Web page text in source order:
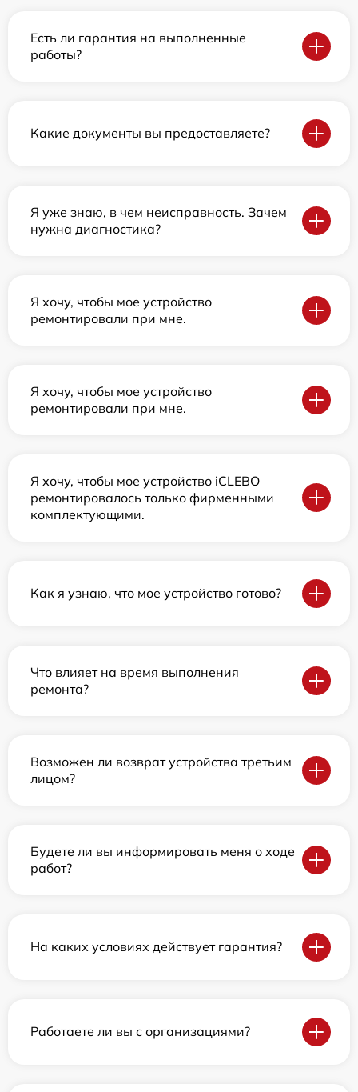
Есть ли гарантия на выполненные
работы?
Какие документы вы предоставляете?
Я уже знаю, в чем неисправность. Зачем
нужна диагностика?
Я хочу, чтобы мое устройство
ремонтировали при мне.
Я хочу, чтобы мое устройство
ремонтировали при мне.
Я хочу, чтобы мое устройство iCLEBO
ремонтировалось только фирменными
комплектующими.
Как я узнаю, что мое устройство готово?
Что влияет на время выполнения
ремонта?
Возможен ли возврат устройства третьим
лицом?
Будете ли вы информировать меня о ходе
работ?
На каких условиях действует гарантия?
Работаете ли вы с организациями?